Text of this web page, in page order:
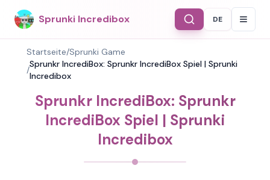
Sprunki Incredibox Select
DE
Startseite/Sprunki Game
/
Sprunkr IncrediBox: Sprunkr IncrediBox Spiel | Sprunki
Incredibox
Sprunkr IncrediBox: Sprunkr
IncrediBox Spiel | Sprunki
Incredibox